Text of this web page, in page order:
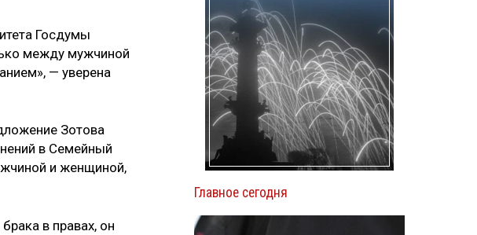
Госдумы
между мужчиной
— уверена
Зотова
в Семейный
и женщиной,
в правах, он
Главное сегодня